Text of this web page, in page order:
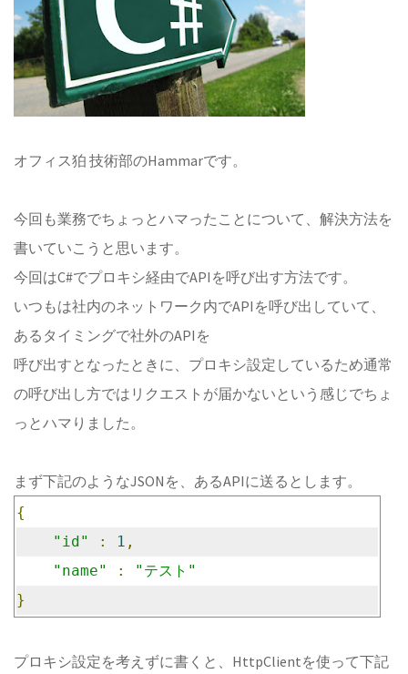
オフィス狛 技術部のHammarです。
今回も業務でちょっとハマったことについて、解決方法を
書いていこうと思います。
今回はC#でプロキシ経由でAPIを呼び出す方法です。
いつもは社内のネットワーク内でAPIを呼び出していて、
あるタイミングで社外のAPIを
呼び出すとなったときに、プロキシ設定しているため通常
の呼び出し方ではリクエストが届かないという感じでちょ
っとハマりました。
まず下記のようなJSONを、あるAPIに送るとします。
{
"id"
: 1 ,
"name"
:
"テスト"
}
プロキシ設定を考えずに書くと、HttpClientを使って下記